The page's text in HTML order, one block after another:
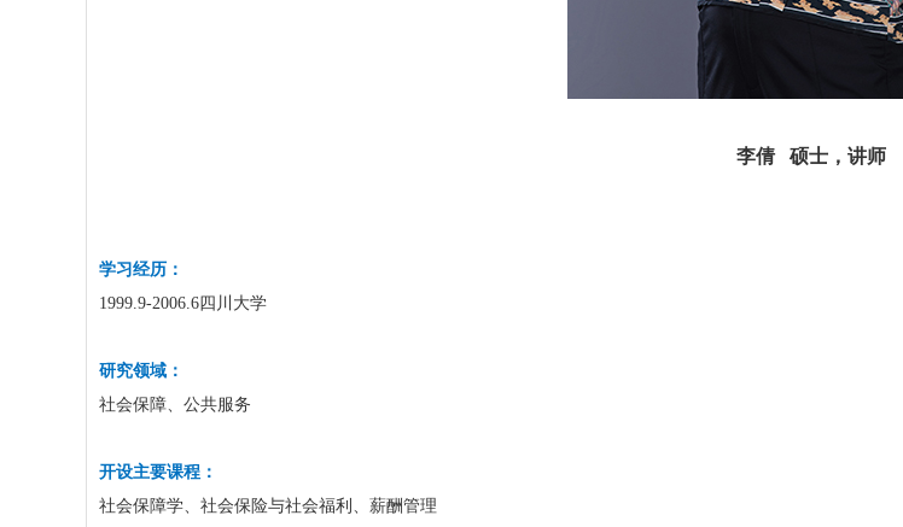
李倩 硕士，讲师
学习经历：
1999.9-2006.6四川大学
研究领域：
社会保障、公共服务
开设主要课程：
社会保障学、社会保险与社会福利、薪酬管理